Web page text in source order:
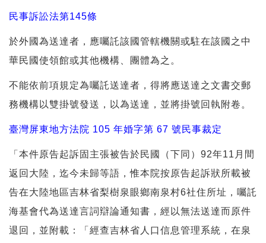
民事訴訟法第145條
於外國為送達者，應囑託該國管轄機關或駐在該國之中
華民國使領館或其他機構、團體為之。
不能依前項規定為囑託送達者，得將應送達之文書交郵
務機構以雙掛號發送，以為送達，並將掛號回執附卷。
臺灣屏東地方法院 105 年婚字第 67 號民事裁定
「本件原告起訴固主張被告於民國（下同）92年11月間
返回大陸，迄今未歸等語，惟本院按原告起訴狀所載被
告在大陸地區吉林省梨樹泉眼鄉南泉村6社住所址，囑託
海基會代為送達言詞辯論通知書，經以無法送達而原件
退回，並附載：「經查吉林省人口信息管理系統，在泉